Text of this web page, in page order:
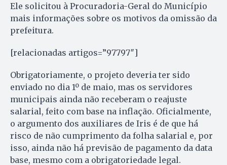
Ele solicitou à Procuradoria-Geral do Município
mais informações sobre os motivos da omissão da
prefeitura.
[relacionadas artigos=”97797″]
Obrigatoriamente, o projeto deveria ter sido
enviado no dia 1º de maio, mas os servidores
municipais ainda não receberam o reajuste
salarial, feito com base na inflação. Oficialmente,
o argumento dos auxiliares de Iris é de que há
risco de não cumprimento da folha salarial e, por
isso, ainda não há previsão de pagamento da data
base, mesmo com a obrigatoriedade legal.